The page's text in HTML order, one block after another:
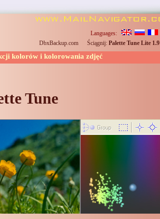
Languages:
DbxBackup.com
Ściągnij: Palette Tune Lite 1.9
kolorów i kolorowania zdjęć
Tune